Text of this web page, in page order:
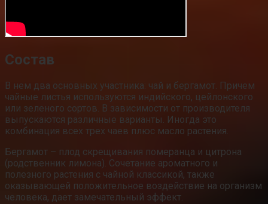
Состав
В нем два основных участника: чай и бергамот. Причем
чайные листья используются индийского, цейлонского
или зеленого сортов. В зависимости от производителя
выпускаются различные варианты. Иногда это
комбинация всех трех чаев плюс масло растения.
Бергамот – плод скрещивания померанца и цитрона
(родственник лимона). Сочетание ароматного и
полезного растения с чайной классикой, также
оказывающей положительное воздействие на организм
человека, дает замечательный эффект.